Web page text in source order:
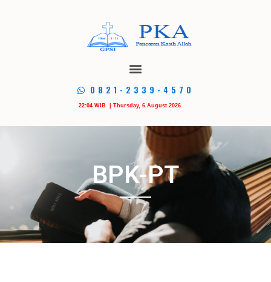
0821-2339-4570
22:04 WIB | Thursday, 6 August 2026
BPK-PT